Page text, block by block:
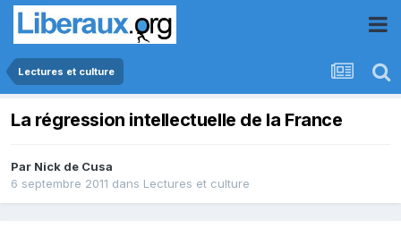
Lectures et culture
La régression intellectuelle de la France
Par Nick de Cusa
6 septembre 2011 dans Lectures et culture